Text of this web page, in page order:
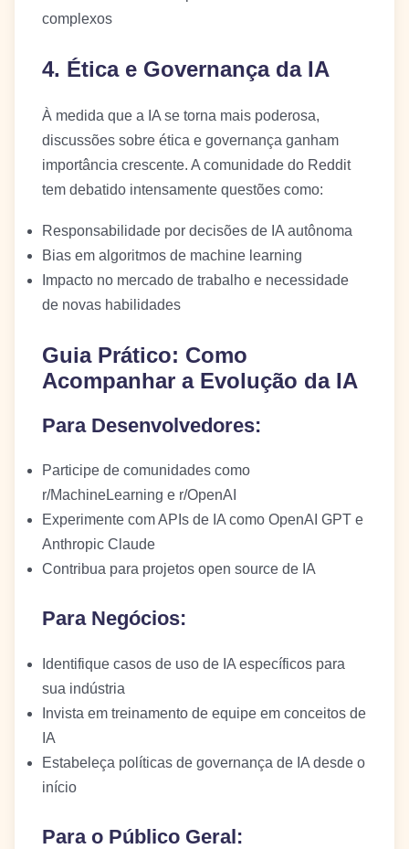
complexos
4. Ética e Governança da IA
À medida que a IA se torna mais poderosa,
discussões sobre ética e governança ganham
importância crescente. A comunidade do Reddit
tem debatido intensamente questões como:
Responsabilidade por decisões de IA autônoma
Bias em algoritmos de machine learning
Impacto no mercado de trabalho e necessidade
de novas habilidades
Guia Prático: Como
Acompanhar a Evolução da IA
Para Desenvolvedores:
Participe de comunidades como
r/MachineLearning e r/OpenAI
Experimente com APIs de IA como OpenAI GPT e
Anthropic Claude
Contribua para projetos open source de IA
Para Negócios:
Identifique casos de uso de IA específicos para
sua indústria
Invista em treinamento de equipe em conceitos de
IA
Estabeleça políticas de governança de IA desde o
início
Para o Público Geral: